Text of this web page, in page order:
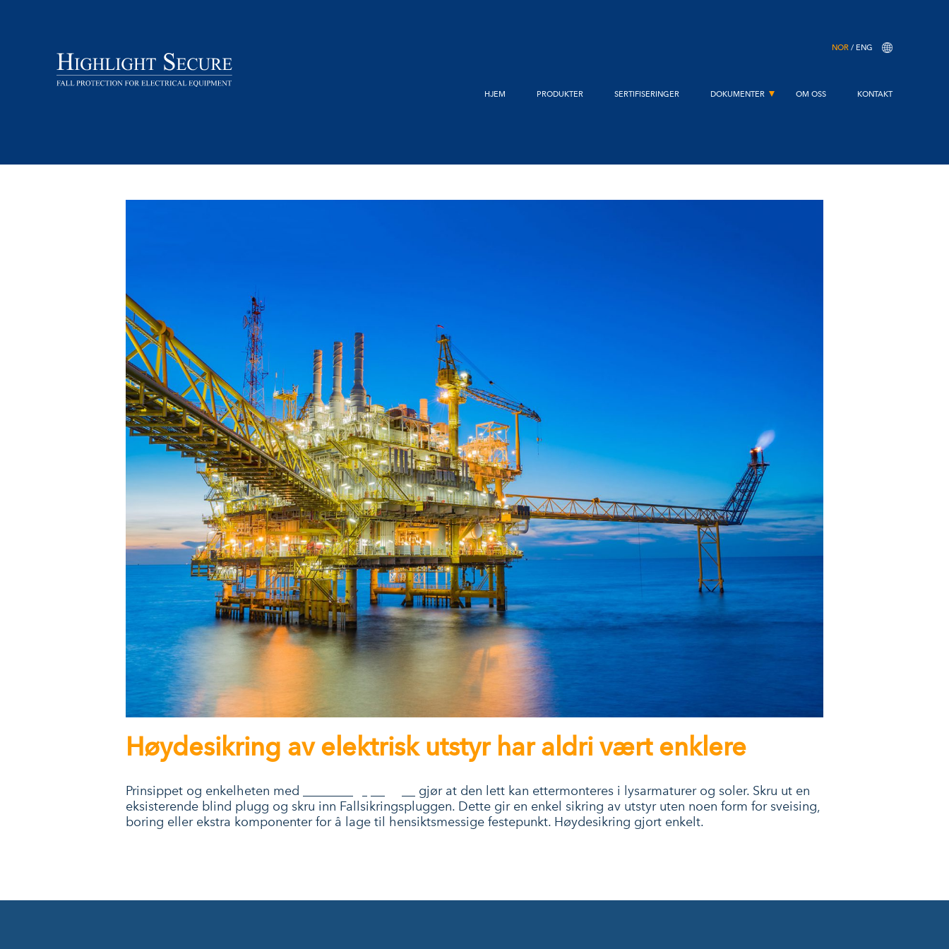
NOR ENG
HJEM PRODUKTER SERTIFISERINGER
DOKUMENTER
GARANTI
OM OSS KONTAKT
Høydesikring av elektrisk utstyr har aldri vært enklere
Prinsippet og enkelheten med
gjør at den lett kan ettermonteres i lysarmaturer og soler. Skru ut en
eksisterende blind plugg og skru inn Fallsikringspluggen. Dette gir en enkel sikring av utstyr uten noen form for sveising,
boring eller ekstra komponenter for å lage til hensiktsmessige festepunkt. Høydesikring gjort enkelt.